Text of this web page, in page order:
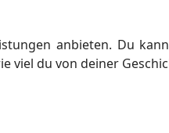
anbieten. Du
viel du von deiner